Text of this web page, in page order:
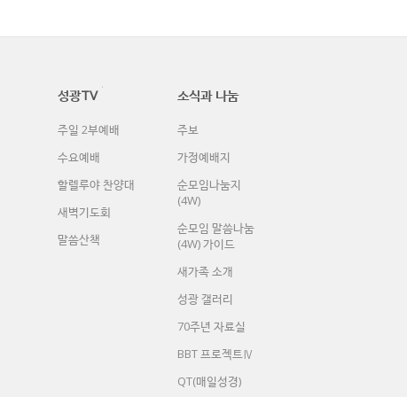
성광TV
주일 2부예배
수요예배
할렐루야 찬양대
새벽기도회
말씀산책
소식과 나눔
주보
가정예배지
순모임나눔지
(4W)
순모임 말씀나눔
(4W) 가이드
새가족 소개
성광 갤러리
70주년 자료실
BBT 프로젝트Ⅳ
QT(매일성경)